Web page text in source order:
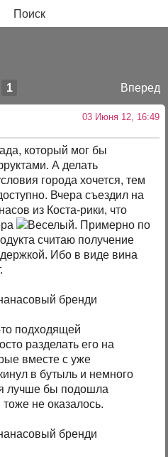
Поиск
Вперед
1
03 Июня 12, 16:49
который мог бы
А делать
города хочется, тем
Вчера съездил на
из Коста-рики, что
. Примерно по
считаю получение
Ибо в виде вина
подходящей
разделать его на
вместе с уже
в бутыль и немного
лучше бы подошла
не оказалось.